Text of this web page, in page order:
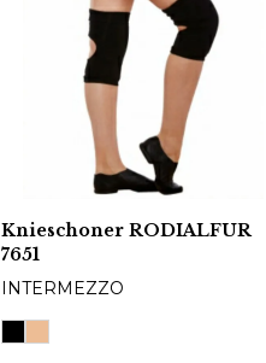
Knieschoner RODIALFUR
7651
INTERMEZZO